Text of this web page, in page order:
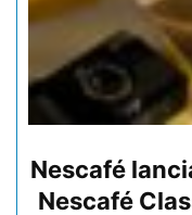
Nescafé
Nescafé